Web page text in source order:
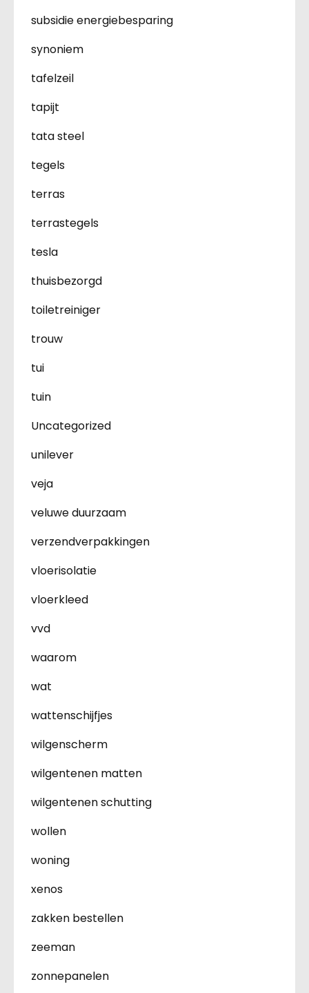
subsidie energiebesparing
synoniem
tafelzeil
tapijt
tata steel
tegels
terras
terrastegels
tesla
thuisbezorgd
toiletreiniger
trouw
tui
tuin
Uncategorized
unilever
veja
veluwe duurzaam
verzendverpakkingen
vloerisolatie
vloerkleed
vvd
waarom
wat
wattenschijfjes
wilgenscherm
wilgentenen matten
wilgentenen schutting
wollen
woning
xenos
zakken bestellen
zeeman
zonnepanelen